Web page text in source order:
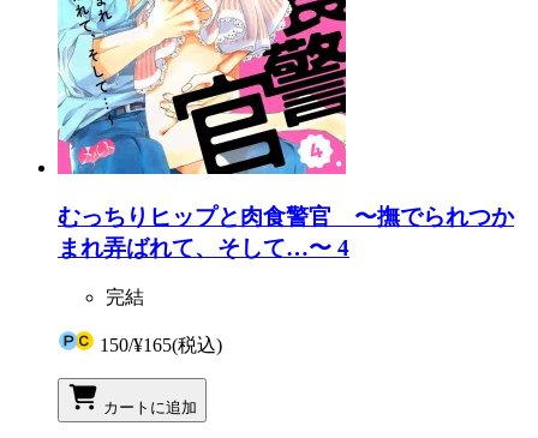
むっちりヒップと肉食警官 〜撫でられつか
まれ弄ばれて、そして…〜 4
完結
150/¥165(税込)
カートに追加